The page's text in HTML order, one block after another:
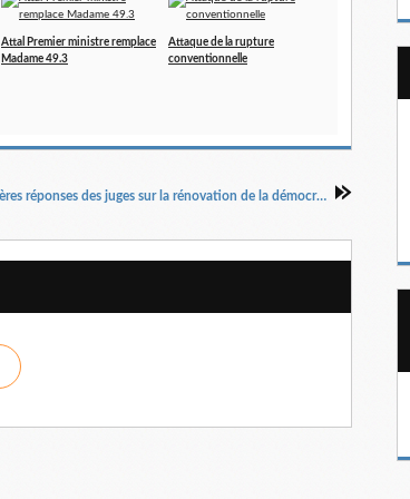
Attal Premier ministre remplace
Madame 49.3
Attaque de la rupture
conventionnelle
Premières réponses des juges sur la rénovation de la démocratie sociale